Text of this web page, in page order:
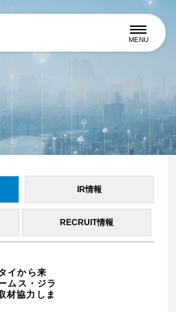
MENU
IR情報
RECRUIT情報
イから来
ムス・ジラ
材協力しま